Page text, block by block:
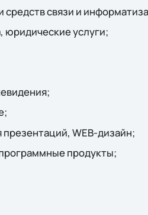
связи и
юридические услуги;
WEB-дизайн;
продукты;